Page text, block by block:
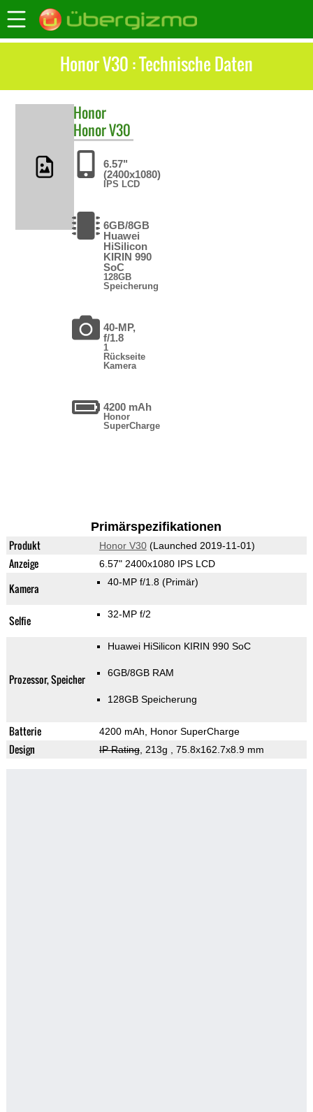
Honor V30 : Technische Daten
Honor
Honor V30
6.57"
(2400x1080)
IPS LCD
6GB/8GB
Huawei
HiSilicon
KIRIN 990
SoC
128GB
Speicherung
40-MP,
f/1.8
1
Rückseite
Kamera
4200 mAh
Honor
SuperCharge
Primärspezifikationen
Produkt Honor V30(Launched 2019-11-01)
Anzeige 6.57" 2400x1080 IPS LCD
Kamera 40-MP f/1.8 (Primär)
Selfie 32-MP f/2
Prozessor, Speicher
Huawei HiSilicon KIRIN 990 SoC
6GB/8GB RAM
128GB Speicherung
Batterie 4200 mAh, Honor SuperCharge
Design IP Rating, 213g , 75.8x162.7x8.9 mm